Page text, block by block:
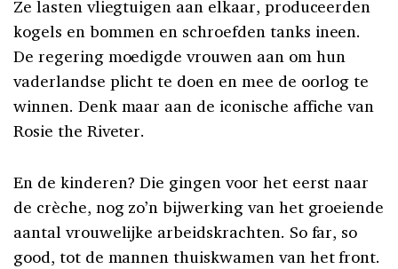
Ze lasten vliegtuigen aan elkaar, produceerden
kogels en bommen en schroefden tanks ineen.
De regering moedigde vrouwen aan om hun
vaderlandse plicht te doen en mee de oorlog te
winnen. Denk maar aan de iconische affiche van
Rosie the Riveter.
En de kinderen? Die gingen voor het eerst naar
de crèche, nog zo’n bijwerking van het groeiende
aantal vrouwelijke arbeidskrachten. So far, so
good, tot de mannen thuiskwamen van het front.